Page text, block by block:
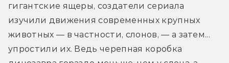
гигантские ящеры, создатели сериала
изучили движения современных крупных
животных — в частности, слонов, — а затем...
упростили их. Ведь черепная коробка